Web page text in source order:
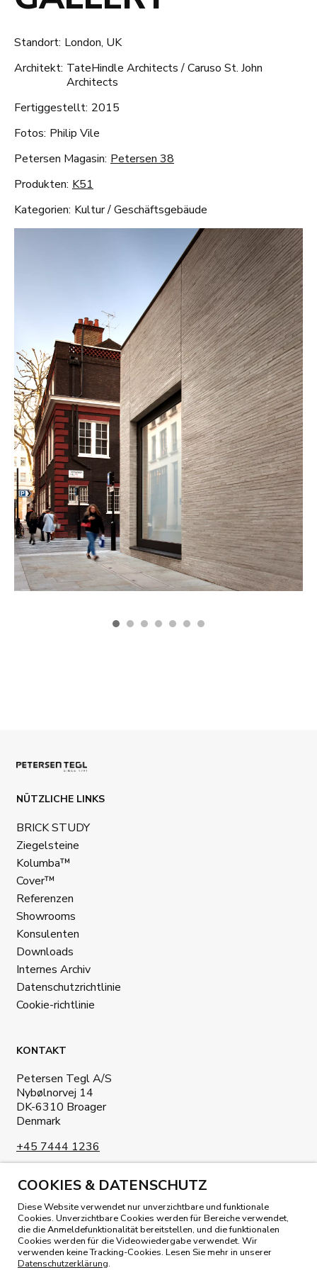
COOKIES & DATENSCHUTZ
Diese Website verwendet nur unverzichtbare und funktionale
Cookies. Unverzichtbare Cookies werden für Bereiche verwendet,
die die Anmeldefunktionalität bereitstellen, und die funktionalen
Cookies werden für die Videowiedergabe verwendet. Wir
verwenden keine Tracking-Cookies. Lesen Sie mehr in unserer
Datenschutzerklärung.
Standort: London, UK
Architekt: TateHindle Architects / Caruso St. John
Architects
Fertiggestellt: 2015
Fotos: Philip Vile
Petersen Magasin: Petersen 38
Produkten: K51
Kategorien: Kultur/Geschäftsgebäude
NÜTZLICHE LINKS
BRICK STUDY
Ziegelsteine
Kolumba™
Cover™
Referenzen
Showrooms
Konsulenten
Downloads
Internes Archiv
Datenschutzrichtlinie
Cookie-richtlinie
KONTAKT
Petersen Tegl A/S
Nybølnorvej 14
DK-6310 Broager
Denmark
+45 7444 1236
UNSER MAGAZIN LESEN